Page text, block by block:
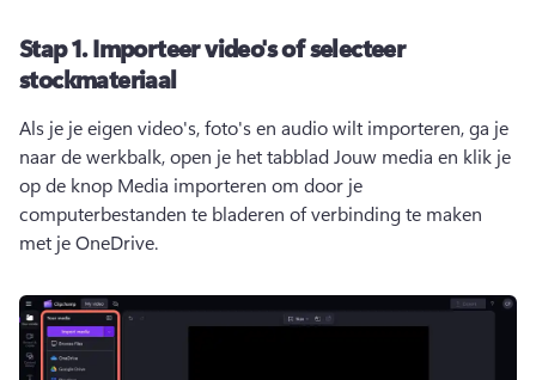
Stap 1.Importeer video's of selecteer
stockmateriaal
Als je je eigen video's, foto's en audio wilt importeren, ga je
naar de werkbalk, open je het tabblad Jouw media en klik je
op de knop Media importeren om door je
computerbestanden te bladeren of verbinding te maken
met je OneDrive.